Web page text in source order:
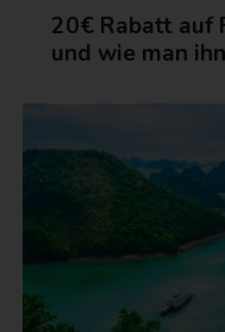
20€ Rabatt auf
und wie man